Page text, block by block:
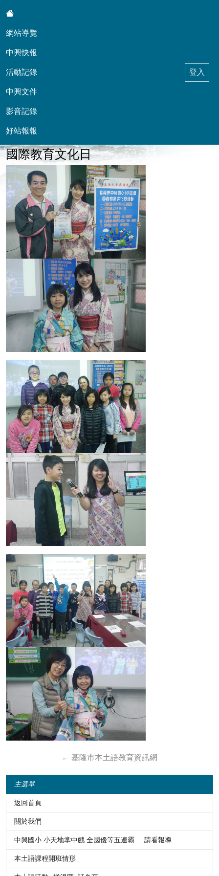
網站導覽
中興快報
活動記錄
中興文件
影音記錄
好站報報
登入
基隆市中興國小本土語網站
國際教育文化日
← 基隆市本土語教育資訊網
主選單
返回首頁
關於我們
中興國小 小天地掌中戲 全國優等五連霸.....請看報導
本土語課程開班情形